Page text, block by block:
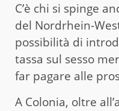
C’è chi si spinge
del Nordrhein-
possibilità di
tassa sul sesso
far pagare alle
A Colonia, oltre